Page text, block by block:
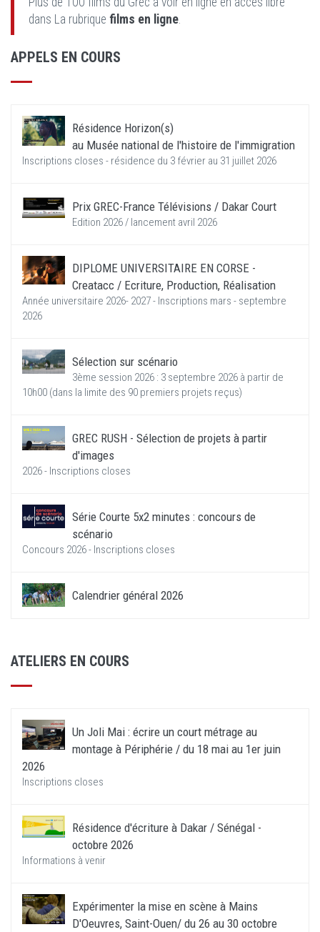
dans La rubrique films en ligne.
APPELS EN COURS
Résidence Horizon(s)
au Musée national de l'histoire de l'immigration
Inscriptions closes - résidence du 3 février au 31 juillet 2026
Prix GREC-France Télévisions / Dakar Court
Edition 2026 / lancement avril 2026
DIPLOME UNIVERSITAIRE EN CORSE -
Creatacc / Ecriture, Production, Réalisation
Année universitaire 2026- 2027 - Inscriptions mars - septembre
2026
Sélection sur scénario
3ème session 2026 : 3 septembre 2026 à partir de
10h00 (dans la limite des 90 premiers projets reçus)
GREC RUSH - Sélection de projets à partir
d'images
2026 - Inscriptions closes
Série Courte 5x2 minutes : concours de
scénario
Concours 2026 - Inscriptions closes
Calendrier général 2026
ATELIERS EN COURS
Un Joli Mai : écrire un court métrage au
montage à Périphérie / du 18 mai au 1er juin
2026
Inscriptions closes
Résidence d'écriture à Dakar / Sénégal -
octobre 2026
Informations à venir
Expérimenter la mise en scène à Mains
D'Oeuvres, Saint-Ouen/ du 26 au 30 octobre